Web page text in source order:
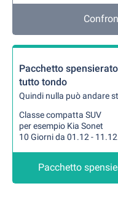
Pacchetto
tutto tondo
Quindi nulla può andare
Classe compatta SUV
per esempio Kia Sonet
10 Giorni da 01.12 -
Pacchetto